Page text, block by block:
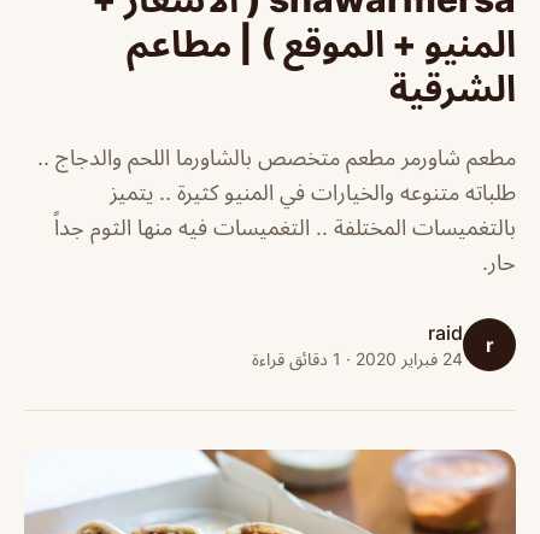
المنيو + الموقع ) | مطاعم
الشرقية
مطعم شاورمر مطعم متخصص بالشاورما اللحم والدجاج ..
طلباته متنوعه والخيارات في المنيو كثيرة .. يتميز
بالتغميسات المختلفة .. التغميسات فيه منها الثوم جداً
حار.
r
raid
24 فبراير 2020 · 1 دقائق قراءة